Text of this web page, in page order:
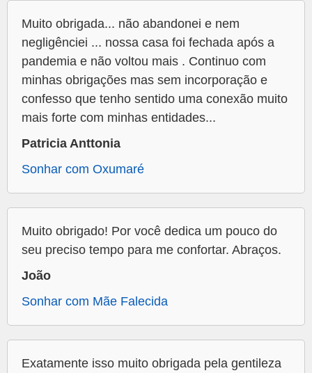
Muito obrigada... não abandonei e nem
negligênciei ... nossa casa foi fechada após a
pandemia e não voltou mais . Continuo com
minhas obrigações mas sem incorporação e
confesso que tenho sentido uma conexão muito
mais forte com minhas entidades...
Patricia Anttonia
Sonhar com Oxumaré
Muito obrigado! Por você dedica um pouco do
seu preciso tempo para me confortar. Abraços.
João
Sonhar com Mãe Falecida
Exatamente isso muito obrigada pela gentileza